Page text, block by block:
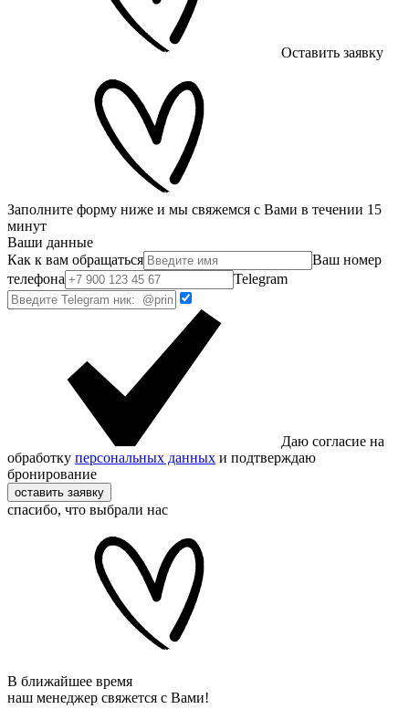
Оставить заявку
Заполните форму ниже и мы свяжемся с Вами в течении 15
минут
Ваши данные
Как к вам обращаться
Ваш номер
телефона
Telegram
Даю согласие на
обработку персональных данных и подтверждаю
бронирование
оставить заявку
спасибо, что выбрали нас
В ближайшее время
наш менеджер свяжется с Вами!